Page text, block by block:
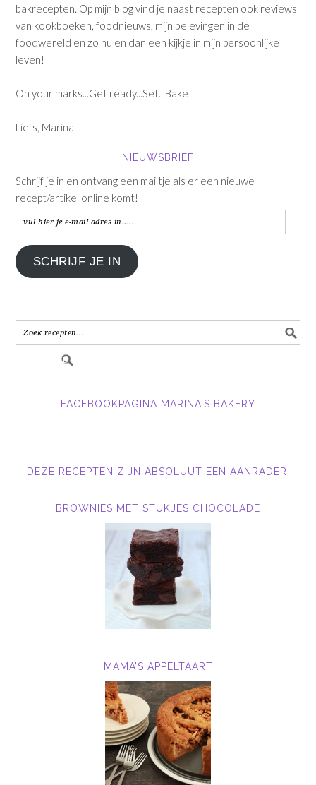
bakrecepten. Op mijn blog vind je naast recepten ook reviews
van kookboeken, foodnieuws, mijn belevingen in de
foodwereld en zo nu en dan een kijkje in mijn persoonlijke
leven!
On your marks...Get ready...Set...Bake
Liefs, Marina
NIEUWSBRIEF
Schrijf je in en ontvang een mailtje als er een nieuwe
recept/artikel online komt!
vul
hier
je
e-
in.....
SCHRIJF JE IN
FACEBOOKPAGINA MARINA'S BAKERY
DEZE RECEPTEN ZIJN ABSOLUUT EEN AANRADER!
BROWNIES MET STUKJES CHOCOLADE
MAMA’S APPELTAART